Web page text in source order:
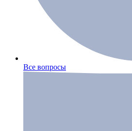
Все вопросы